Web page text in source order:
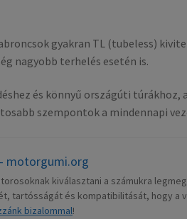
gyakran TL (tubeless)
nagyobb terhelés esetén is.
és könnyű országúti
szempontok a mindennapi
motorgumi.org
kiválasztani a számukra
tartósságát és kompatibilitását, hogy a
bizalommal!